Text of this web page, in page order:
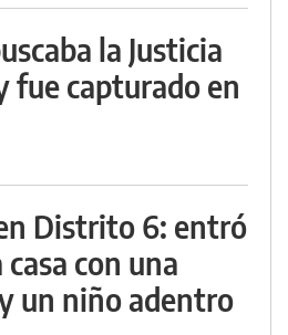
la Justicia
fue capturado en
Distrito 6: entró
con una
un niño adentro